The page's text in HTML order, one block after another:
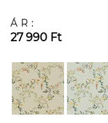
ÁR:
27 990 Ft